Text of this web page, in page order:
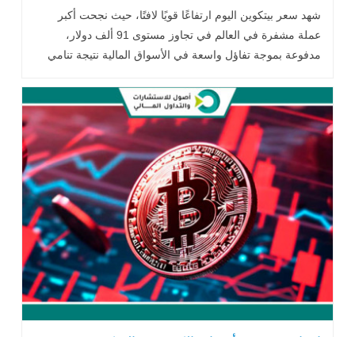
شهد سعر بيتكوين اليوم ارتفاعًا قويًا لافتًا، حيث نجحت أكبر
عملة مشفرة في العالم في تجاوز مستوى 91 ألف دولار،
مدفوعة بموجة تفاؤل واسعة في الأسواق المالية نتيجة تنامي